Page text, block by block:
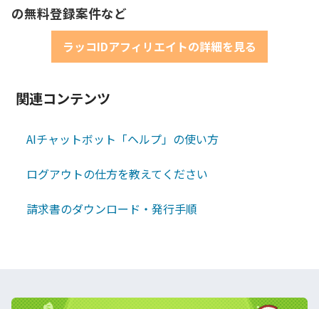
の無料登録案件など
ラッコIDアフィリエイトの詳細を見る
関連コンテンツ
AIチャットボット「ヘルプ」の使い方
ログアウトの仕方を教えてください
請求書のダウンロード・発行手順